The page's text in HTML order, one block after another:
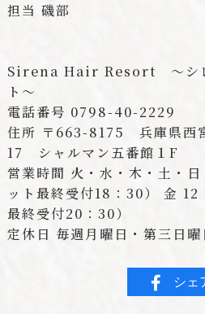
担当 磯部
Sirena Hair Resort 〜シ
ト〜
電話番号 0798-40-2229
住所 〒663-8175 兵庫県西
17 シャルマン五番館１F
営業時間 火・水・木・土・
ット最終受付18：30） 金 12
最終受付20：30）
定休日 毎週月曜日・第三日曜
シェ